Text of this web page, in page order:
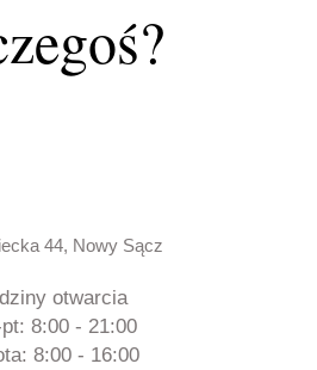
44, Nowy Sącz
otwarcia
8:00 - 21:00
8:00 - 16:00